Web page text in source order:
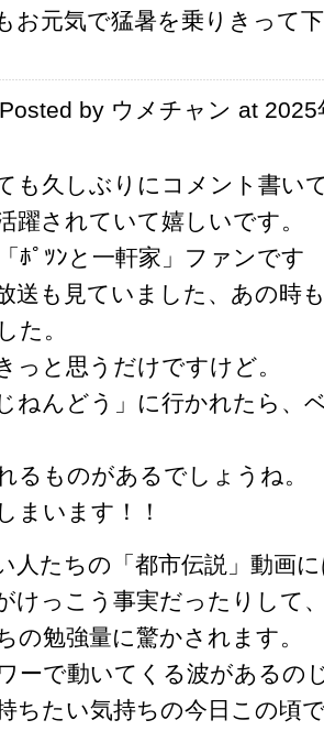
お元気で猛暑を乗りきって
Posted by ウメチャン at
も久しぶりにコメント書い
躍されていて嬉しいです。
ﾎﾟﾂﾝと一軒家」ファンです
送も見ていました、あの時
た。
っと思うだけですけど。
ねんどう」に行かれたら、
るものがあるでしょうね。
まいます！！
たちの「都市伝説」動画
けっこう事実だったりして
の勉強量に驚かされます。
ーで動いてくる波があるの
ちたい気持ちの今日この頃